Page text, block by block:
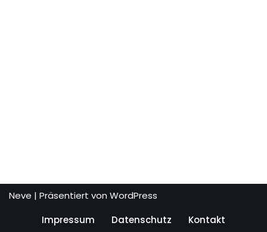
Neve | Präsentiert von WordPress
Impressum
Datenschutz Kontakt